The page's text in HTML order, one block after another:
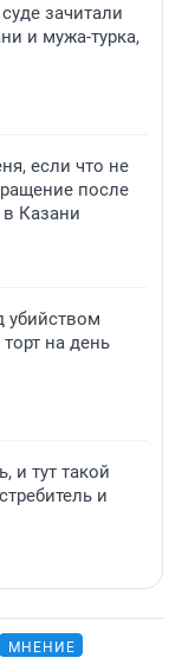
зачитали
и мужа-турка,
если что не
после
в Казани
убийством
на день
и тут такой
и
МНЕНИЕ